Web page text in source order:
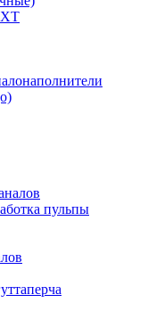
пульпы